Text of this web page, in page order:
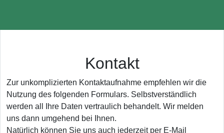
Kontakt
Zur unkomplizierten Kontaktaufnahme empfehlen wir die
Nutzung des folgenden Formulars. Selbstverständlich
werden all Ihre Daten vertraulich behandelt. Wir melden
uns dann umgehend bei Ihnen.
Natürlich können Sie uns auch jederzeit per E-Mail